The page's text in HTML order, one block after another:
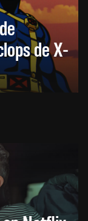
de X-